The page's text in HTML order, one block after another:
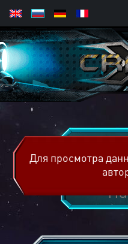
Для просмотра